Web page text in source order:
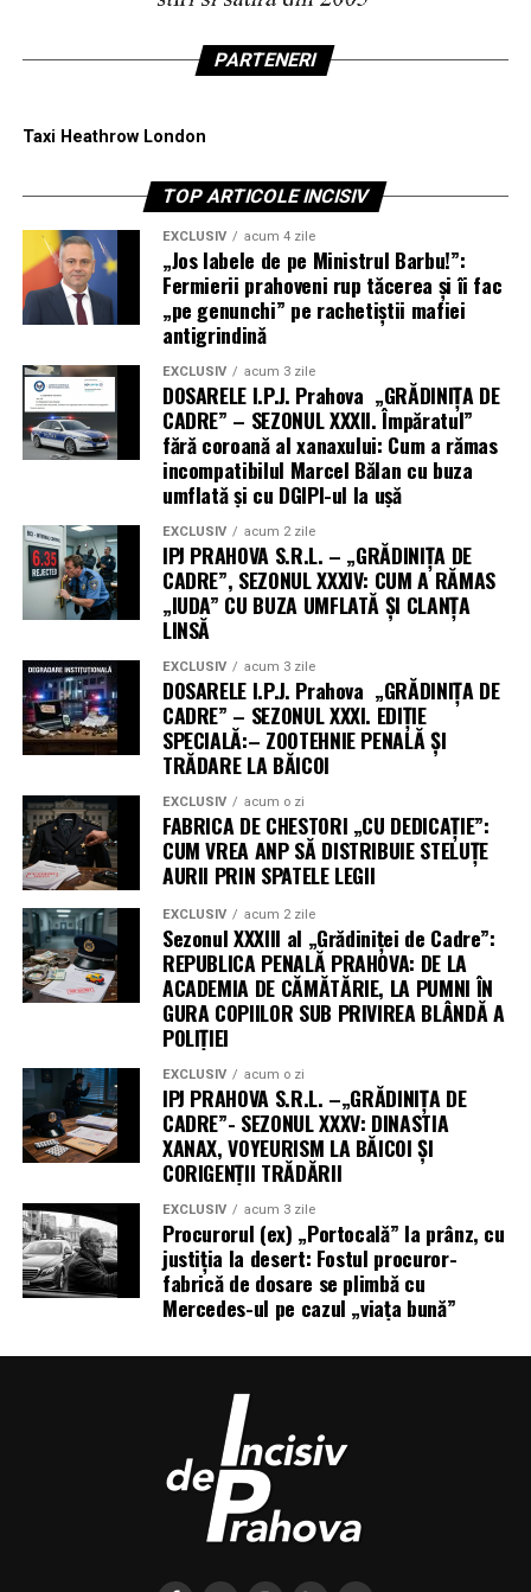
PARTENERI
Taxi Heathrow London
TOP ARTICOLE INCISIV
EXCLUSIV acum 4 zile
„Jos labele de pe Ministrul Barbu!”:
Fermierii prahoveni rup tăcerea și îi fac
„pe genunchi” pe rachetiștii mafiei
antigrindină
EXCLUSIV acum 3 zile
DOSARELE I.P.J. Prahova „GRĂDINIȚA DE
CADRE” – SEZONUL XXXII. Împăratul”
fără coroană al xanaxului: Cum a rămas
incompatibilul Marcel Bălan cu buza
umflată și cu DGIPI-ul la ușă
EXCLUSIV acum 2 zile
IPJ PRAHOVA S.R.L. – „GRĂDINIȚA DE
CADRE”, SEZONUL XXXIV: CUM A RĂMAS
„IUDA” CU BUZA UMFLATĂ ȘI CLANȚA
LINSĂ
EXCLUSIV acum 3 zile
DOSARELE I.P.J. Prahova „GRĂDINIȚA DE
CADRE” – SEZONUL XXXI. EDIȚIE
SPECIALĂ:– ZOOTEHNIE PENALĂ ȘI
TRĂDARE LA BĂICOI
EXCLUSIV acum o zi
FABRICA DE CHESTORI „CU DEDICAȚIE”:
CUM VREA ANP SĂ DISTRIBUIE STELUȚE
AURII PRIN SPATELE LEGII
EXCLUSIV acum 2 zile
Sezonul XXXIII al „Grădiniței de Cadre”:
REPUBLICA PENALĂ PRAHOVA: DE LA
ACADEMIA DE CĂMĂTĂRIE, LA PUMNI ÎN
GURA COPIILOR SUB PRIVIREA BLÂNDĂ A
POLIȚIEI
EXCLUSIV acum o zi
IPJ PRAHOVA S.R.L. –„GRĂDINIȚA DE
CADRE”- SEZONUL XXXV: DINASTIA
XANAX, VOYEURISM LA BĂICOI ȘI
CORIGENȚII TRĂDĂRII
EXCLUSIV acum 3 zile
Procurorul (ex) „Portocală” la prânz, cu
justiția la desert: Fostul procuror-
fabrică de dosare se plimbă cu
Mercedes-ul pe cazul „viața bună”